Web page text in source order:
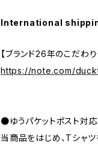
International
【ブランド26年のこだわ
https://note.com/
●ゆうパケットポスト対
当商品をはじめ、Tシャ